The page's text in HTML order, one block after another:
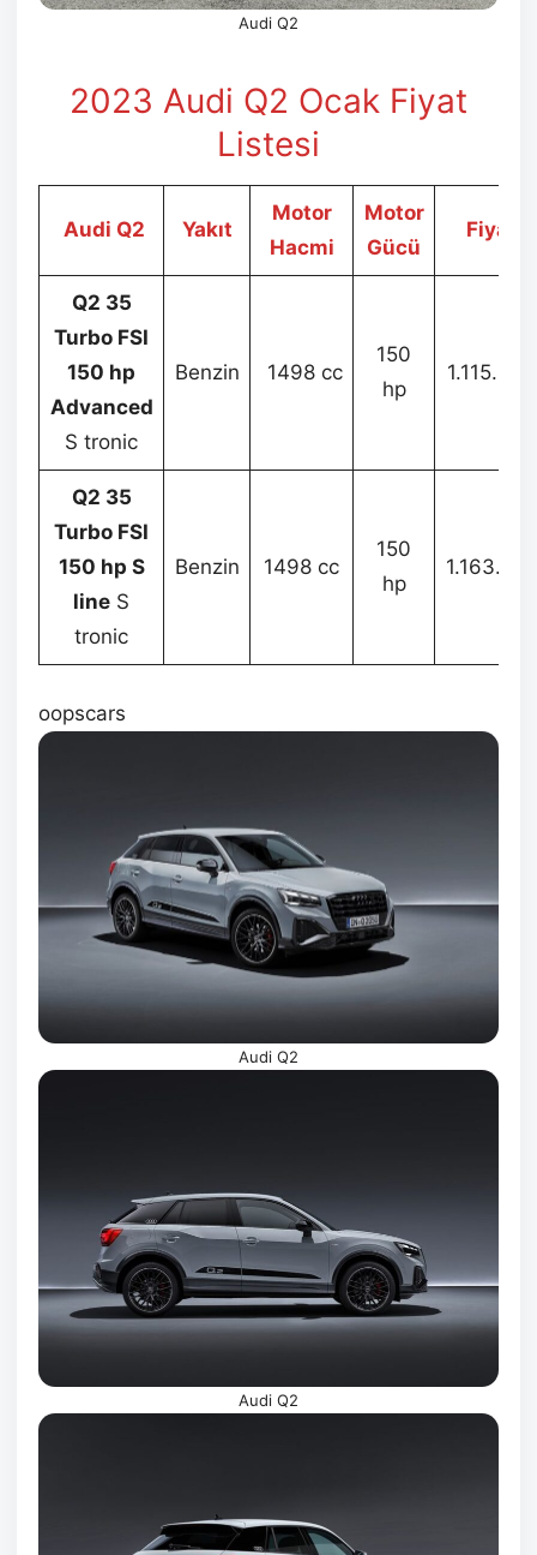
Audi Q2
2023 Audi Q2 Ocak Fiyat
Listesi
Audi Q2 Yakıt
Motor
Hacmi
Motor
Gücü
Fiyat
Q2 35
Turbo FSI
150 hp
Advanced
S tronic
Benzin 1498 cc
150
hp
1.115.494
Q2 35
Turbo FSI
150 hp S
line S
tronic
Benzin 1498 cc
150
hp
1.163.284
oopscars
Audi Q2
Audi Q2